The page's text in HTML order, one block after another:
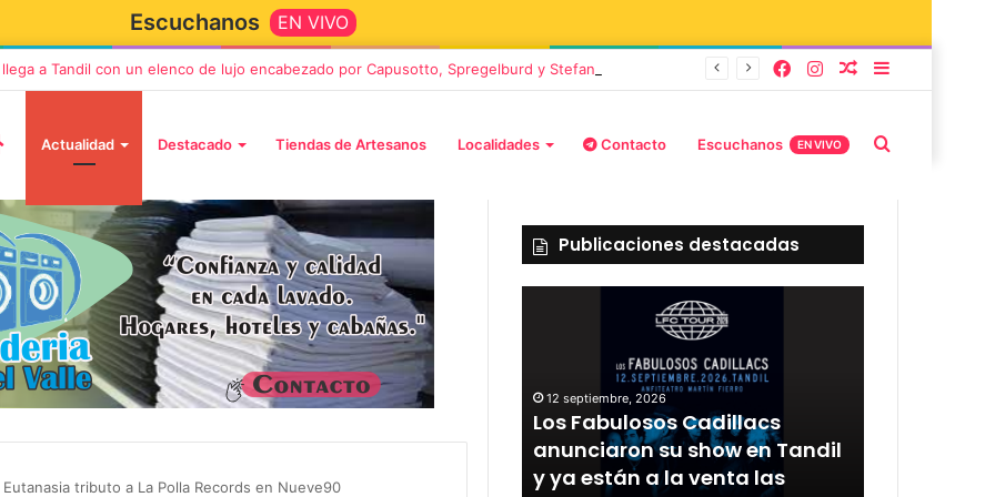
Escuchanos EN VIVO
llega a Tandil con un elenco de lujo encabezado por Capusotto, Spregelburd y Stefani
Actualidad Destacado Tiendas de Artesanos Localidades Contacto Escuchanos EN VIVO
tributo a La Polla Records en Nueve90
Publicaciones destacadas
Vino y Adiós
2 octubre, 2026
elenco de lujo encabezado por
Capusotto, Spregelburd y
12 septiembre, 2026
Los Fabulosos Cadillacs
anunciaron su show en Tandil
y ya están a la venta las